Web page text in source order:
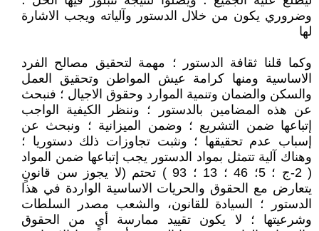
وضروري يكون من خلال الدستور وآلياته ويجب الاشارة
لها
وكما قلنا ثقافة الدستور ؛ مهمة لتحقيق مصالح الفرد
الاساسية ومنها كرامة عيش المواطن وتحقيق العمل
والسكن والضمان وتنمية الموارد وحقوق الاجيال ؛ فنبحث
عن هذه المضامين بالدستور ؛ وننظر الكيفية الواجب
إتباعها ضمن التشريع ؛ وضمن الميزانية ؛ ونبحث عن
إسباب عدم تحقيقها ؛ ونثبت تجاوزات ذلك دستوريا ؛
وهناك آلية تتمثل بمواد الدستور يجب إتباعها ضمن المواد
( 2-ج ؛ 5؛ 46 ؛ 13 ؛ 93 ) تحتم (لا يجوز سن قانونٍ
يتعارض مع الحقوق والحريات الاساسية الواردة في هذا
الدستور ؛ السيادة للقانون، والشعب مصدر السلطات
وشرعيتها ؛ لا يكون تقييد ممارسة أيٍ من الحقوق